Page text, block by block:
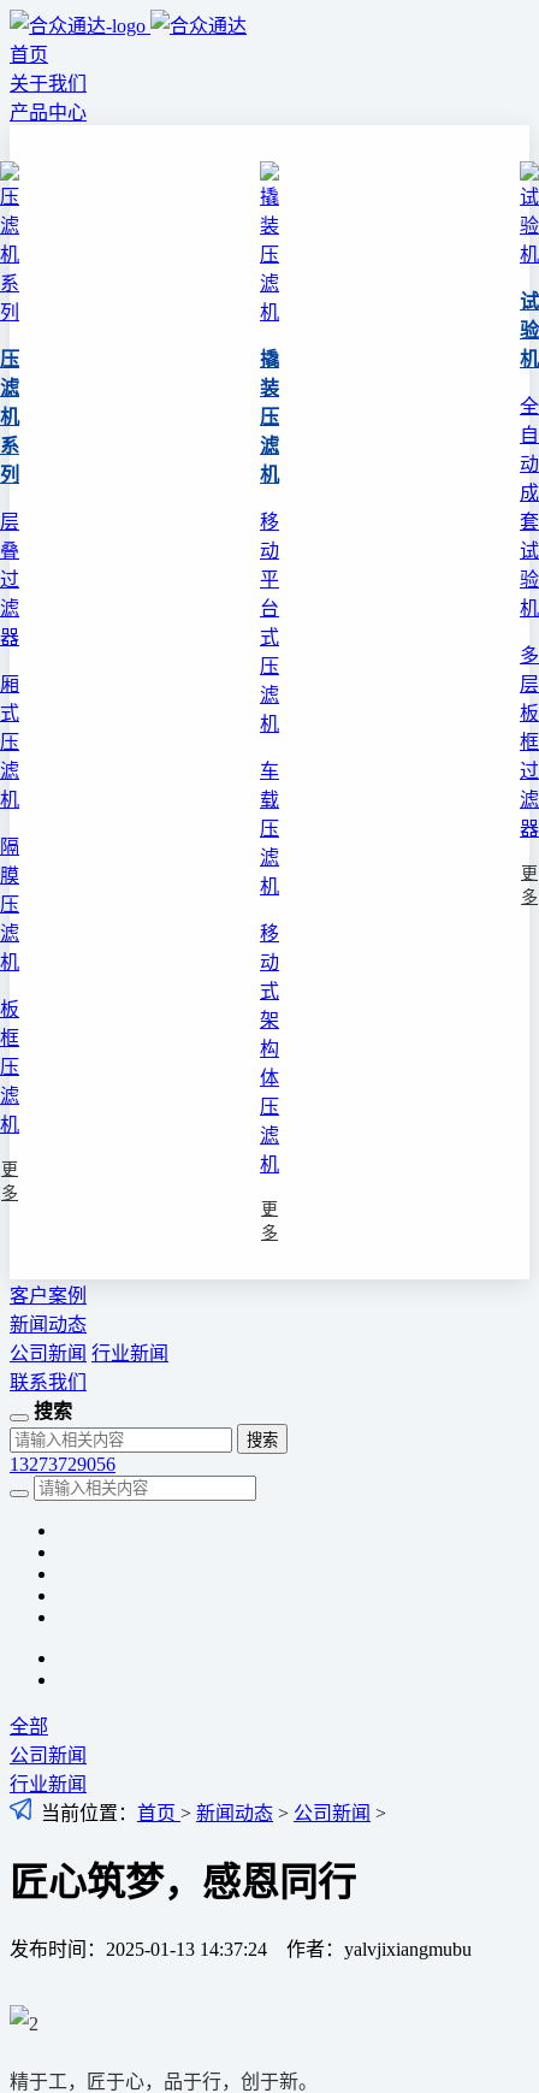
首页
关于我们
产品中心
压
滤
机
系
列
层
叠
过
滤
器
厢
式
压
滤
机
隔
膜
压
滤
机
板
框
压
滤
机
更
多
撬
装
压
滤
机
移
动
平
台
式
压
滤
机
车
载
压
滤
机
移
动
式
架
构
体
压
滤
机
更
多
试
验
机
全
自
动
成
套
试
验
机
多
层
板
框
过
滤
器
更
多
客户案例
新闻动态
公司新闻 行业新闻
联系我们
搜索
13273729056
全部
公司新闻
行业新闻
当前位置： 首页 > 新闻动态 > 公司新闻 >
匠心筑梦，感恩同行
发布时间：2025-01-13 14:37:24 作者：yalvjixiangmubu
精于工，匠于心，品于行，创于新。